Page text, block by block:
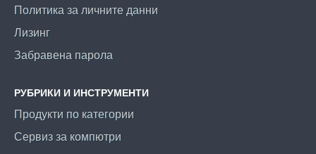
Политика за личните данни
Лизинг
Забравена парола
РУБРИКИ И ИНСТРУМЕНТИ
Продукти по категории
Сервиз за компютри